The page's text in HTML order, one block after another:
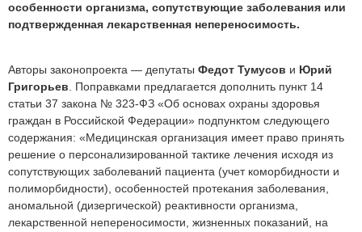
особенности организма, сопутствующие заболевания или
подтвержденная лекарственная непереносимость.
Авторы законопроекта — депутаты Федот Тумусов и Юрий
Григорьев . Поправками предлагается дополнить пункт 14
статьи 37 закона № 323-ФЗ «Об основах охраны здоровья
граждан в Российской Федерации» подпунктом следующего
содержания: «Медицинская организация имеет право принять
решение о персонализированной тактике лечения исходя из
сопутствующих заболеваний пациента (учет коморбидности и
полиморбидности), особенностей протекания заболевания,
аномальной (дизергической) реактивности организма,
лекарственной непереносимости, жизненных показаний, на